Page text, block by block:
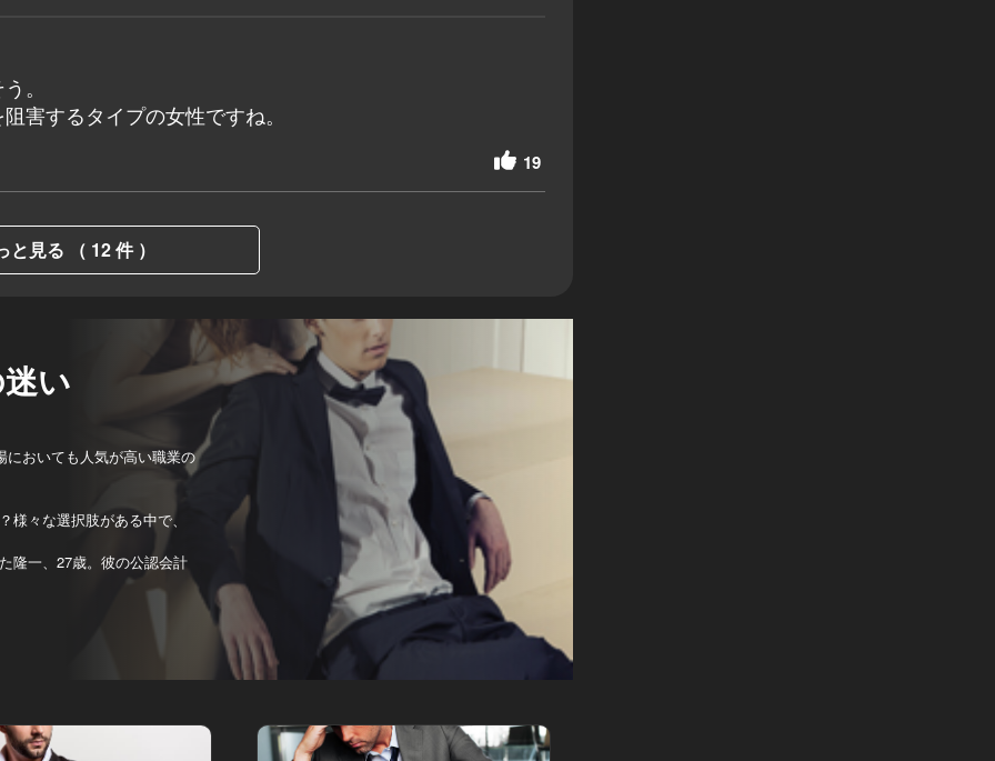
。
害するタイプの女性ですね。
19
と見る （ 12 件 ）
い
においても人気が高い職業の
々な選択肢がある中で、
隆一、27歳。彼の公認会計